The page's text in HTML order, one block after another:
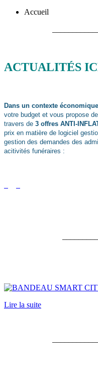
Accueil
ACTUALITÉS
Dans un contexte
votre budget et vous propose
travers de 3 offres ANTI-
prix en matière de logiciel
gestion des demandes des
acitivités funéraires :
Lire la suite